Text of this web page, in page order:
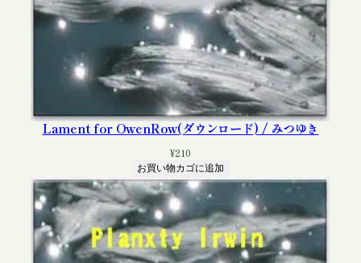
Lament for OwenRow(ダウンロード) / みつゆき
¥210
お買い物カゴに追加